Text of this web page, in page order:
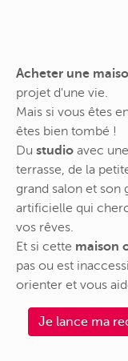
Acheter une
projet d'une vie.
Mais si vous êtes
êtes bien tombé !
Du studio avec
terrasse, de la
grand salon et son
artificielle qui
vos rêves.
Et si cette maison
pas ou est
orienter et vous
Je lance ma